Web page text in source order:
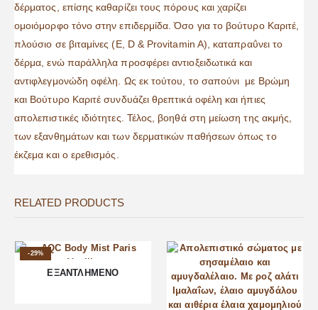
δέρματος, επίσης καθαρίζει τους πόρους και χαρίζει
ομοιόμορφο τόνο στην επιδερμίδα. Όσο για το βούτυρο Καριτέ,
πλούσιο σε βιταμίνες (E, D & Provitamin A), καταπραΰνει το
δέρμα, ενώ παράλληλα προσφέρει αντιοξειδωτικά και
αντιφλεγμονώδη οφέλη. Ως εκ τούτου, το σαπούνι με Βρώμη
και Βούτυρο Καριτέ συνδυάζει θρεπτικά οφέλη και ήπιες
απολεπιστικές ιδιότητες. Τέλος, βοηθά στη μείωση της ακμής,
των εξανθημάτων και των δερματικών παθήσεων όπως το
έκζεμα και ο ερεθισμός.
RELATED PRODUCTS
-29%
ΕΞΑΝΤΛΗΜΈΝΟ